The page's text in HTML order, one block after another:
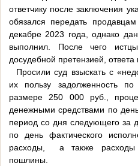
ответчику после заключения
обязался передать
декабре 2023 года, однако
выполнил. После чего
досудебной претензией,
Просили суд взыскать с
их пользу задолженность
размере 250 000 руб.,
денежными средствами по
период со дня следующего за
по день фактического
расходы, а также расходы
пошлины.